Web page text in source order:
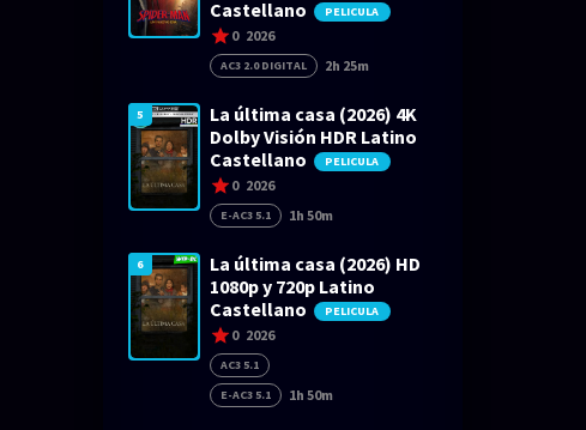
Castellano
PELICULA
0 2026
AC3 2.0 DIGITAL 2h 25m
5
La última casa (2026) 4K
Dolby Visión HDR Latino
Castellano
PELICULA
0 2026
E-AC3 5.1 1h 50m
6
La última casa (2026) HD
1080p y 720p Latino
Castellano
PELICULA
0 2026
AC3 5.1
E-AC3 5.1
1h 50m